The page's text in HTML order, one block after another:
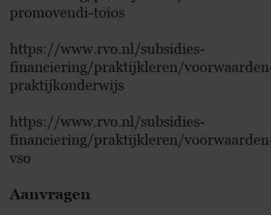
promovendi-toios
https://www.rvo.nl/subsidies-
financiering/praktijkleren/
praktijkonderwijs
https://www.rvo.nl/subsidies-
financiering/praktijkleren/
vso
Aanvragen